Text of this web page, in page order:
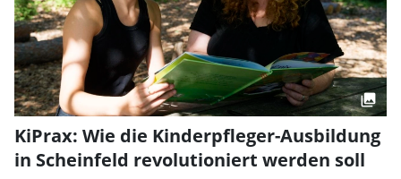
KiPrax: Wie die Kinderpfleger-Ausbildung
in Scheinfeld revolutioniert werden soll